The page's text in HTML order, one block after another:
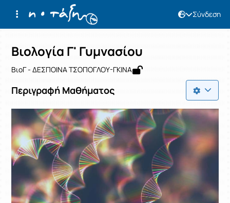
Σύνδεση
Αρχική Σελίδα
Μάθημα : Βιολογία Γ' Γυμνασίου
Κωδικός : 0501931304
Βιολογία Γ' Γυμνασίου
ΒιοΓ - ΔΕΣΠΟΙΝΑ ΤΣΟΠΟΓΛΟΥ-ΓΚΙΝΑ
Περιγραφή Μαθήματος